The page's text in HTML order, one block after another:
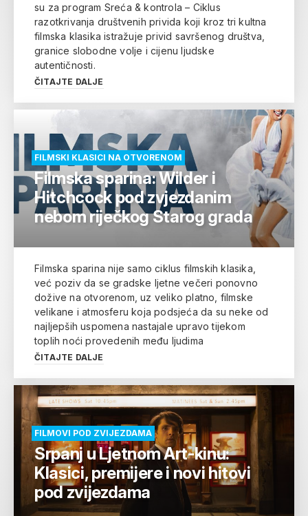
su za program Sreća & kontrola – Ciklus
razotkrivanja društvenih privida koji kroz tri kultna
filmska klasika istražuje privid savršenog društva,
granice slobodne volje i cijenu ljudske
autentičnosti.
ČITAJTE DALJE
FILMSKI KLASICI NA OTVORENOM
Filmska sparina: Wilder i
Hitchcock pod zvjezdanim
nebom riječkog Starog grada
Filmska sparina nije samo ciklus filmskih klasika,
već poziv da se gradske ljetne večeri ponovno
dožive na otvorenom, uz veliko platno, filmske
velikane i atmosferu koja podsjeća da su neke od
najljepših uspomena nastajale upravo tijekom
toplih noći provedenih među ljudima
ČITAJTE DALJE
FILMOVI POD ZVIJEZDAMA
Srpanj u Ljetnom Art-kinu:
Klasici, premijere i novi hitovi
pod zvijezdama